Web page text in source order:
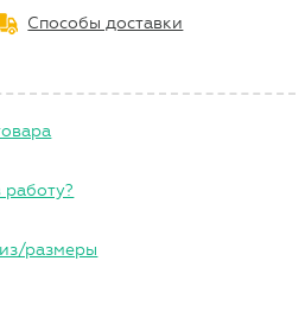
Способы доставки
работу?
размеры